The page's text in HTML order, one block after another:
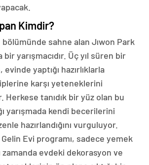
Kimdir?
bölümünde sahne alan Jıwon Park
bir yarışmacıdır. Üç yıl süren bir
yaptığı hazırlıklarla
karşı yeteneklerini
Herkese tanıdık bir yüz olan bu
yarışmada kendi becerilerini
hazırlandığını vurguluyor.
Gelin Evi programı, sadece yemek
evdeki dekorasyon ve